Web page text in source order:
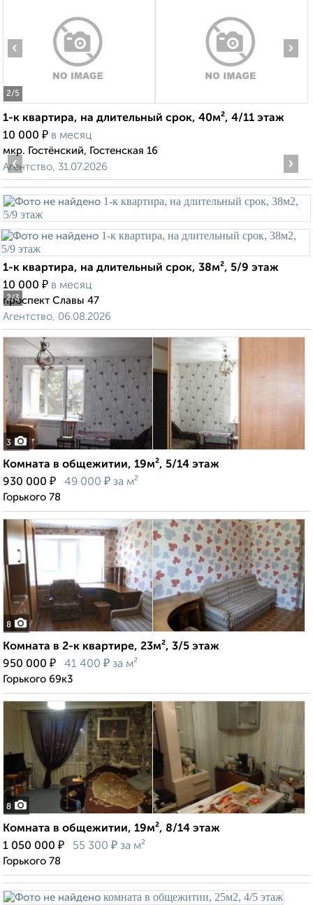
2/5
‹ ›
1-к квартира, на длительный срок, 40м², 4/11 этаж
10 000 ₽ в месяц
мкр. Гостёнский, Гостенская 16
Агентство, 31.07.2026
2/3
‹ ›
1-к квартира, на длительный срок, 38м², 5/9 этаж
10 000 ₽ в месяц
проспект Славы 47
Агентство, 06.08.2026
3
Комната в общежитии, 19м², 5/14 этаж
930 000 ₽ 49 000 ₽ за м²
Горького 78
8
Комната в 2-к квартире, 23м², 3/5 этаж
950 000 ₽ 41 400 ₽ за м²
Горького 69к3
8
Комната в общежитии, 19м², 8/14 этаж
1 050 000 ₽ 55 300 ₽ за м²
Горького 78